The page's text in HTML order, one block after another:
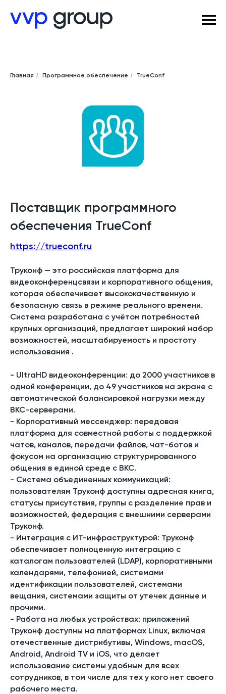
Главная / Программное обеспечение / TrueConf
Поставщик программного
обеспечения TrueConf
https://trueconf.ru
Труконф — это российская платформа для
видеоконференцсвязи и корпоративного общения,
которая обеспечивает высококачественную и
безопасную связь в режиме реального времени.
Система разработана с учётом потребностей
крупных организаций, предлагает широкий набор
возможностей, масштабируемость и простоту
использования .
- UltraHD видеоконференции: до 2000 участников в
одной конференции, до 49 участников на экране с
автоматической балансировкой нагрузки между
ВКС-серверами.
- Корпоративный мессенджер: передовая
платформа для совместной работы с поддержкой
чатов, каналов, передачи файлов, чат-ботов и
фокусом на организацию структурированного
общения в единой среде с ВКС.
- Система объединенных коммуникаций:
пользователям Труконф доступны адресная книга,
статусы присутствия, группы с разделение прав и
возможностей, федерация с внешними серверами
Труконф.
- Интеграция с ИТ-инфраструктурой: Труконф
обеспечивает полноценную интеграцию с
каталогам пользователей (LDAP), корпоративными
календарями, телефонией, системами
идентификации пользователей, системами
вещания, системами защиты от утечек данные и
прочими.
- Работа на любых устройствах: приложений
Труконф доступны на платформах Linux, включая
отечественные дистрибутивы, Windows, macOS,
Android, Android TV и iOS, что делает
использование системы удобным для всех
сотрудников, в том числе для тех у кого нет своего
рабочего места.